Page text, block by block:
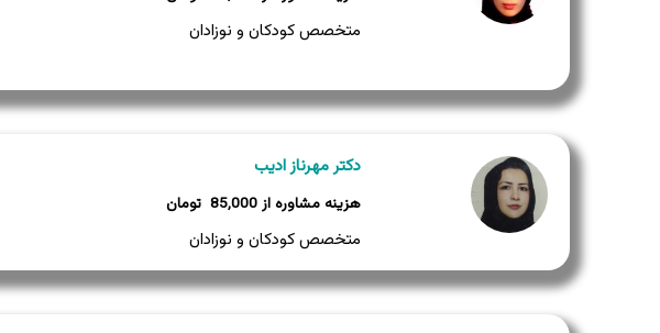
متخصص کودکان و نوزادان
دکتر مهرناز ادیب
85,000
متخصص کودکان و نوزادان